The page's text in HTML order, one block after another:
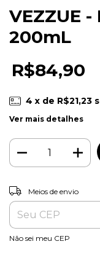
VEZZUE
200mL
R$84,90
4 x de R$21,23
Ver mais detalhes
Entregas para o CEP:
Meios de envio
Não sei meu CEP